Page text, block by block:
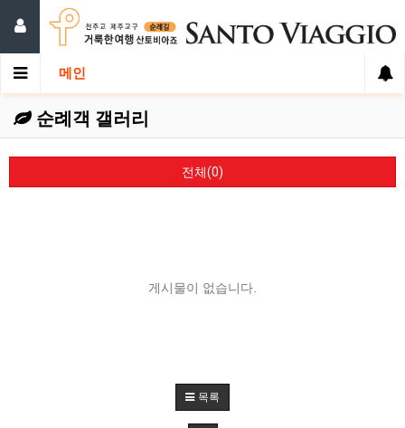
메인
순례객 갤러리
전체(0)
게시물이 없습니다.
목록